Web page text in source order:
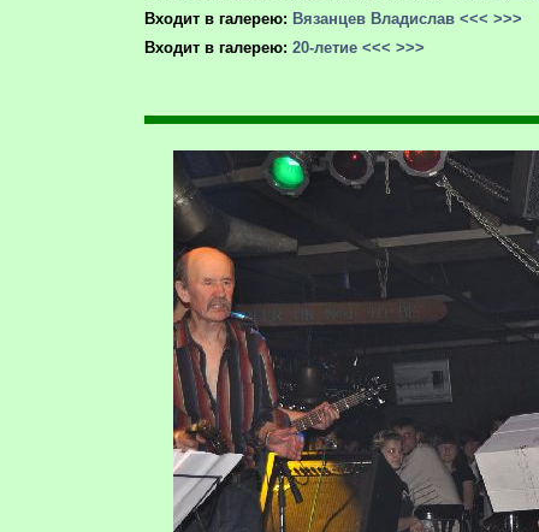
Входит в галерею: Вязанцев Владислав <<< >>>
Входит в галерею: 20-летие <<< >>>